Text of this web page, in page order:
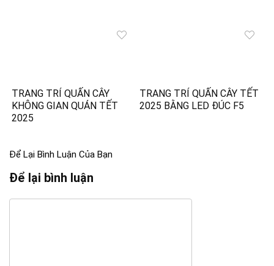
TRANG TRÍ QUẤN CÂY
KHÔNG GIAN QUÁN TẾT
2025
TRANG TRÍ QUẤN CÂY TẾT
2025 BẰNG LED ĐÚC F5
Để Lại Bình Luận Của Bạn
Để lại bình luận